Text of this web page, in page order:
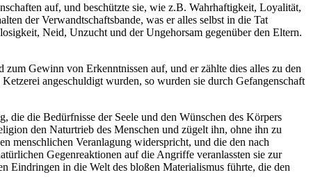
auf, und beschützte sie, wie z.B. Wahrhaftigkeit, Loyalität,
der Verwandtschaftsbande, was er alles selbst in die Tat
Neid, Unzucht und der Ungehorsam gegenüber den Eltern.
Gewinn von Erkenntnissen auf, und er zählte dies alles zu den
angeschuldigt wurden, so wurden sie durch Gefangenschaft
die Bedürfnisse der Seele und den Wünschen des Körpers
den Naturtrieb des Menschen und zügelt ihn, ohne ihn zu
menschlichen Veranlagung widerspricht, und die den nach
Gegenreaktionen auf die Angriffe veranlassten sie zur
Eindringen in die Welt des bloßen Materialismus führte, die den